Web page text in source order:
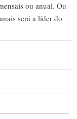
ou anual. Ou
será a líder do